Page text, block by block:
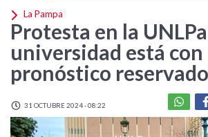
La Pampa
Protesta en la
universidad está con
pronóstico
31 OCTUBRE 2024 - 08:22